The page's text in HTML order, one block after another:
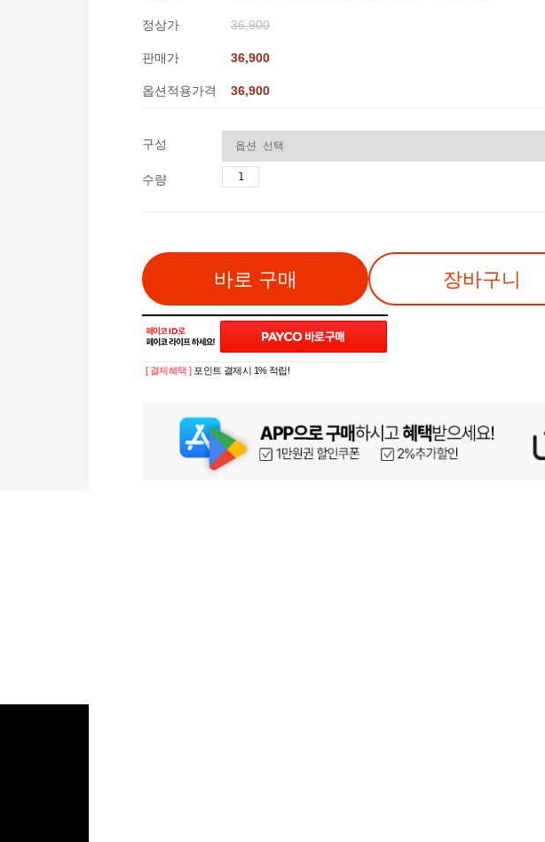
정상가 36,900
판매가 36,900
옵션적용가격 36,900
구성
수량
바로 구매 장바구니
[ 결제혜택 ] 포인트 결제시 1% 적립!